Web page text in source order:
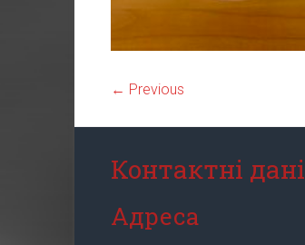
← Previous
Контактні дані
Адреса